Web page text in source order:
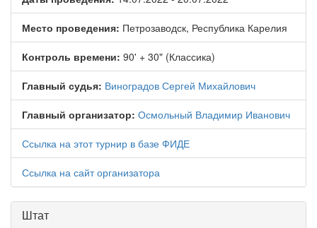
Место проведения: Петрозаводск, Республика Карелия
Контроль времени: 90' + 30" (Классика)
Главный судья: Виноградов Сергей Михайлович
Главный организатор: Осмольный Владимир Иванович
Ссылка на этот турнир в базе ФИДЕ
Ссылка на сайт организатора
Штат